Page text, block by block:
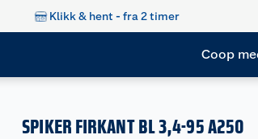
Klikk & hent - fra 2 timer
Coop
SPIKER FIRKANT BL 3,4-95 A250